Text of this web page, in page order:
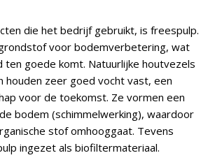
die het bedrijf gebruikt, is freespulp.
voor bodemverbetering, wat
ten goede komt. Natuurlijke houtvezels
houden zeer goed vocht vast, een
voor de toekomst. Ze vormen een
bodem (schimmelwerking), waardoor
stof omhooggaat. Tevens
ingezet als biofiltermateriaal.